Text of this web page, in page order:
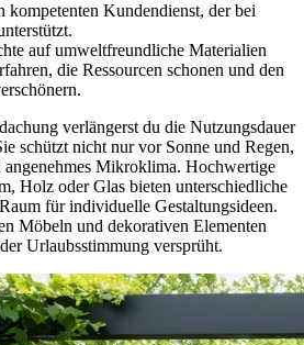
kompetenten Kundendienst, der bei
auf umweltfreundliche Materialien
die Ressourcen schonen und den
verlängerst du die Nutzungsdauer
schützt nicht nur vor Sonne und Regen,
angenehmes Mikroklima. Hochwertige
Holz oder Glas bieten unterschiedliche
für individuelle Gestaltungsideen.
Möbeln und dekorativen Elementen
Urlaubsstimmung versprüht.